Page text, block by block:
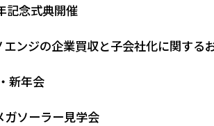
記念式典開催
ンジの企業買収と子会社化に関する
新年会
ソーラー見学会